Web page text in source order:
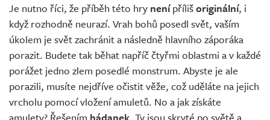
Je nutno říci, že příběh této hry nenípřílišoriginální, i
když rozhodně neurazí. Vrah bohů posedl svět, vaším
úkolem je svět zachránit a následně hlavního záporáka
porazit. Budete tak běhat napříč čtyřmi oblastmi a v každé
porážet jedno zlem posedlé monstrum. Abyste je ale
porazili, musíte nejdříve očistit věže, což uděláte na jejich
vrcholu pomocí vložení amuletů. No a jak získáte